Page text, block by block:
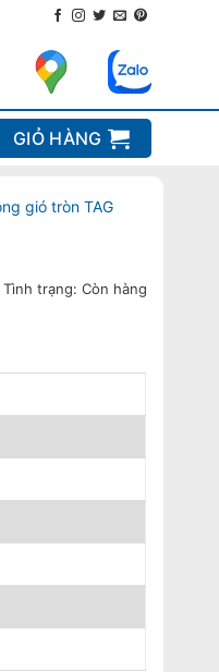
GIỎ HÀNG
gió tròn TAG
Tình trạng:Còn hàng